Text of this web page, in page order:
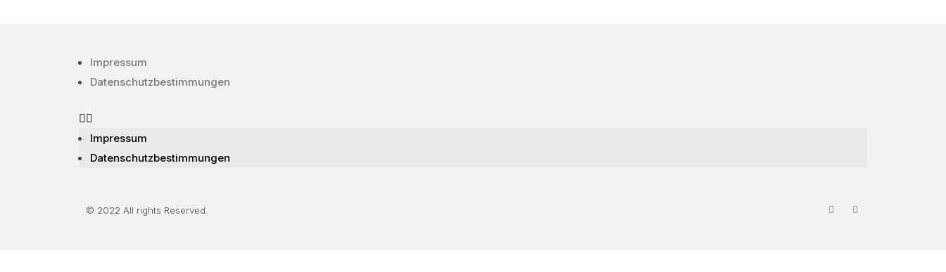
Impressum
Datenschutzbestimmungen
Impressum
Datenschutzbestimmungen
© 2022 All rights Reserved.